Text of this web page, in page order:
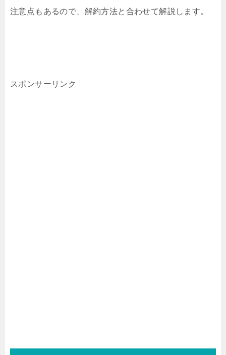
注意点もあるので、解約方法と合わせて解説します。
スポンサーリンク